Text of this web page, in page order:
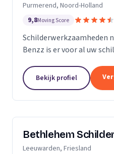
Purmerend, Noord-Holland
9,8Moving Score
Schilderwerkzaamheden
Benzz is er voor al uw
Bekijk profiel
Bethlehem
Leeuwarden, Friesland